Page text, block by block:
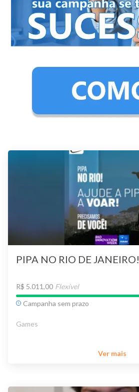
PIPA NO RIO DE JANEIRO!
R$ 5.011,00 Flexível
Campanha sem prazo
Games
Ver mais